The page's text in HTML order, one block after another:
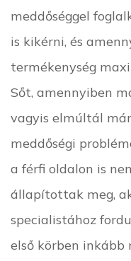
meddőséggel
is kikérni, és
termékenység
Sőt, amennyiben
vagyis elmúltál
meddőségi
a férfi oldalon is
állapítottak meg,
specialistához
első körben inkább